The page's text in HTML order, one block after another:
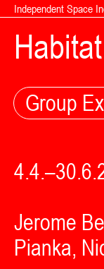
Zum Inhalt springen
Independent Space
Group
Jerome
Pianka,